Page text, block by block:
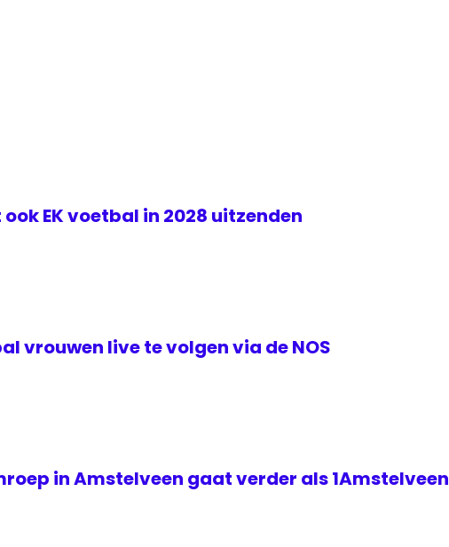
ook EK voetbal in 2028 uitzenden
vrouwen live te volgen via de NOS
in Amstelveen gaat verder als 1Amstelveen